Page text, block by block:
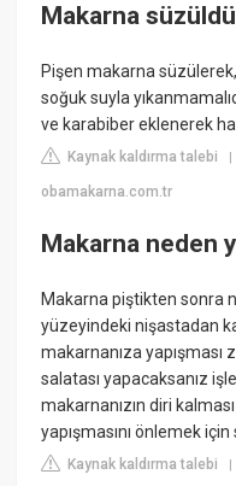
Makarna
Pişen makarna süzülerek,
soğuk suyla
ve karabiber eklenerek
Kaynak kaldırma talebi
obamakarna.com.tr
Makarna neden
Makarna piştikten sonra
yüzeyindeki nişastadan
makarnanıza
salatası yapacaksanız
makarnanızın diri
yapışmasını önlemek
Kaynak kaldırma talebi